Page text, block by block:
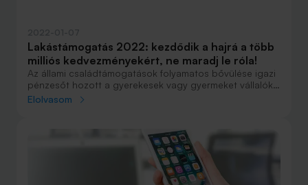
Lakástámogatás 2022: kezdődik a hajrá a több
milliós kedvezményekért, ne maradj le róla!
Az állami családtámogatások folyamatos bővülése igazi
pénzesőt hozott a gyerekesek vagy gyermeket vállalók
számára, de a programok közül 2022-ben több is véget
kapni támogatásként lakásépítésre vagy vásárlásra.
Elolvasom